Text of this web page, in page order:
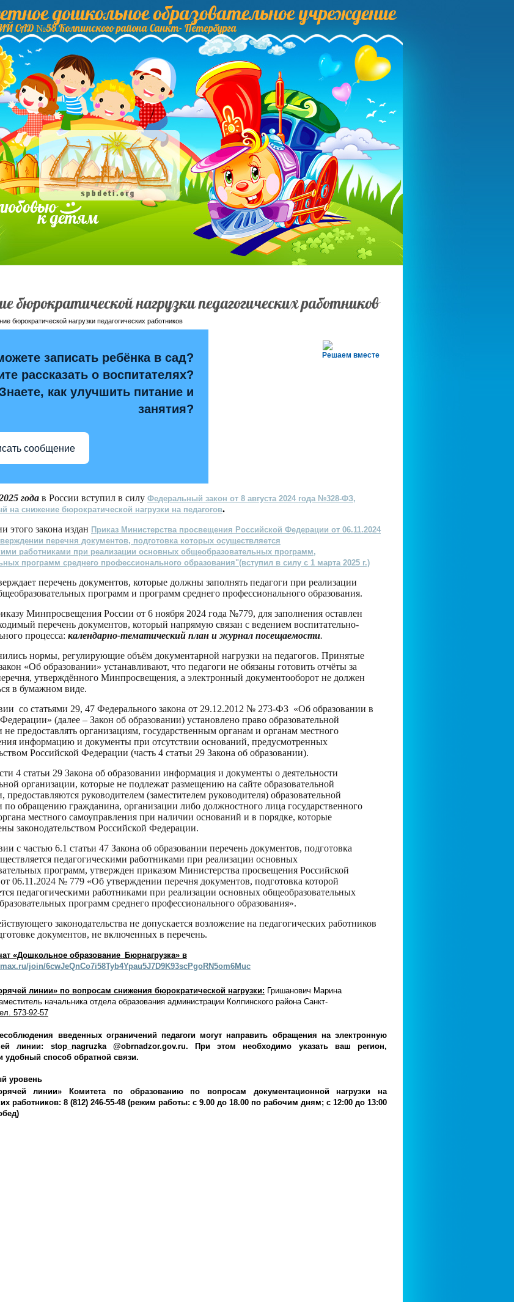
дошкольное образовательное учреждение
САД №58 Колпинского района Санкт- Петербурга
к детям
бюрократической нагрузки педагогических работников
бюрократической нагрузки педагогических работников
Решаем вместе
записать ребёнка в сад?
рассказать о воспитателях?
как улучшить питание и
занятия?
сообщение
года в России вступил в силу Федеральный закон от 8 августа 2024 года №328-ФЗ,
на снижение бюрократической нагрузки на педагогов.
этого закона издан Приказ Министерства просвещения Российской Федерации от 06.11.2024
перечня документов, подготовка которых осуществляется
работниками при реализации основных общеобразовательных программ,
программ среднего профессионального образования"(вступил в силу с 1 марта 2025 г.)
перечень документов, которые должны заполнять педагоги при реализации
программ и программ среднего профессионального образования.
Минпросвещения России от 6 ноября 2024 года №779, для заполнения оставлен
перечень документов, который напрямую связан с ведением воспитательно-
процесса: календарно-тематический план и журнал посещаемости.
нормы, регулирующие объём документарной нагрузки на педагогов. Принятые
«Об образовании» устанавливают, что педагоги не обязаны готовить отчёты за
утверждённого Минпросвещения, а электронный документооборот не должен
в бумажном виде.
со статьями 29, 47 Федерального закона от 29.12.2012 № 273-ФЗ «Об образовании в
(далее – Закон об образовании) установлено право образовательной
не предоставлять организациям, государственным органам и органам местного
информацию и документы при отсутствии оснований, предусмотренных
Российской Федерации (часть 4 статьи 29 Закона об образовании).
4 статьи 29 Закона об образовании информация и документы о деятельности
организации, которые не подлежат размещению на сайте образовательной
предоставляются руководителем (заместителем руководителя) образовательной
по обращению гражданина, организации либо должностного лица государственного
местного самоуправления при наличии оснований и в порядке, которые
законодательством Российской Федерации.
с частью 6.1 статьи 47 Закона об образовании перечень документов, подготовка
педагогическими работниками при реализации основных
программ, утвержден приказом Министерства просвещения Российской
06.11.2024 № 779 «Об утверждении перечня документов, подготовка которой
педагогическими работниками при реализации основных общеобразовательных
программ среднего профессионального образования».
законодательства не допускается возложение на педагогических работников
документов, не включенных в перечень.
«Дошкольное образование_Бюрнагрузка» в
join/6cwJeQnCo7i58Tyb4Ypau5J7D9K93scPgoRN5om6Muc
линии» по вопросам снижения бюрократической нагрузки: Гришанович Марина
начальника отдела образования администрации Колпинского района Санкт-
573-92-57
введенных ограничений педагоги могут направить обращения на электронную
линии: stop_nagruzka @obrnadzor.gov.ru. При этом необходимо указать ваш регион,
удобный способ обратной связи.
уровень
линии» Комитета по образованию по вопросам документационной нагрузки на
работников: 8 (812) 246-55-48 (режим работы: с 9.00 до 18.00 по рабочим дням; с 12:00 до 13:00